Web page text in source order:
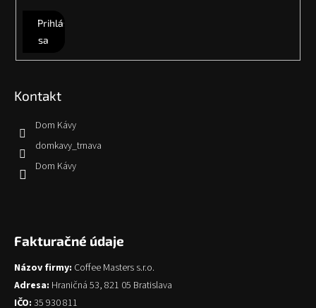
Prihlásiť
sa
Kontakt
Dom Kávy
domkavy_trnava
Dom Kávy
Fakturačné údaje
Názov firmy: Coffee Masters s.r.o.
Adresa: Hraničná 53, 821 05 Bratislava
IČO: 35 930 811